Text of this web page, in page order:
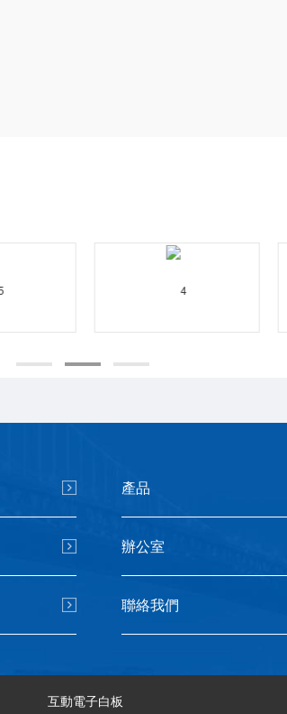
產品
辦公室
聯絡我們
互動電子白板